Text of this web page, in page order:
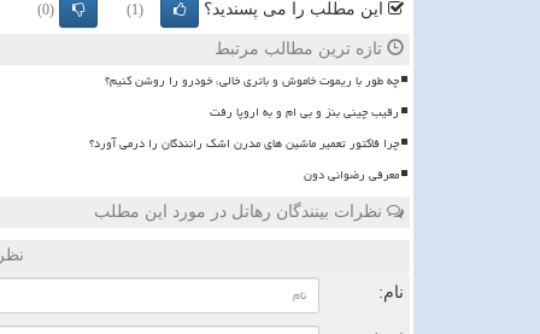
این مطلب را می پسندید؟ (1)
(0)
تازه ترین مطالب مرتبط
چه طور با ریموت خاموش و باتری خالی، خودرو را روشن کنیم؟
رقیب چینی بنز و بی ام و به اروپا رفت
چرا فاکتور تعمیر ماشین های مدرن اشک رانندگان را درمی آورد؟
معرفی رضوانی دون
نظرات بینندگان رهاتل در مورد این مطلب
نام: